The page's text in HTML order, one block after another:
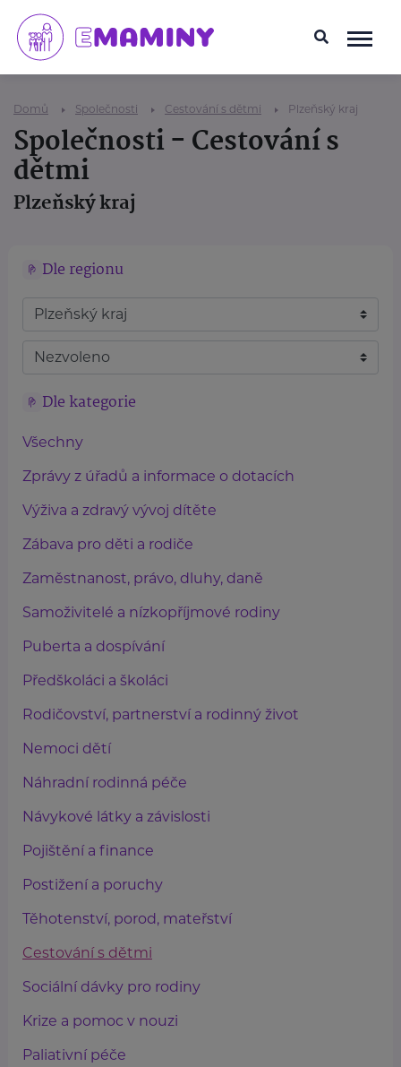
Domů Společnosti Cestování s dětmi Plzeňský kraj
Společnosti - Cestování s
dětmi
Plzeňský kraj
Dle regionu
Dle kategorie
Všechny
Zprávy z úřadů a informace o dotacích
Výživa a zdravý vývoj dítěte
Zábava pro děti a rodiče
Zaměstnanost, právo, dluhy, daně
Samoživitelé a nízkopříjmové rodiny
Puberta a dospívání
Předškoláci a školáci
Rodičovství, partnerství a rodinný život
Nemoci dětí
Náhradní rodinná péče
Návykové látky a závislosti
Pojištění a finance
Postižení a poruchy
Těhotenství, porod, mateřství
Cestování s dětmi
Sociální dávky pro rodiny
Krize a pomoc v nouzi
Paliativní péče